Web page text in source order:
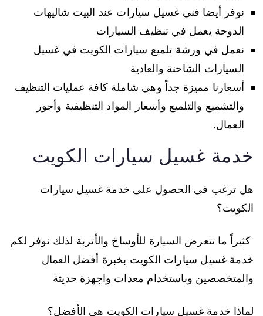
نوفر أيضا فني غسيل سيارات عند البيت شاليهات
الدوحة يعمل في تنظيف السيارات
نعمل في ورشة تلميع سيارات الكويت في غسيل
السيارات الشاحنة والعادية
أسعارنا مميزة جداً وهي شاملة كافة عمليات التنظيف
والتشميع والتلميع وأسعار المواد التنظيفية وأجور
العمال.
خدمة غسيل سيارات الكويت
هل ترغب في الحصول على خدمة غسيل سيارات
الكويت؟
كثيراً ما تتعرض السيارة للأوساخ والأتربة لذلك نوفر لكم
خدمة غسيل سيارات الكويت بخبرة أفضل العمال
والمتخصصين وباستخدام معدات واجهزة حديثة
لماذا خدمة غسيل سيارات الكويت هي الأفضل؟